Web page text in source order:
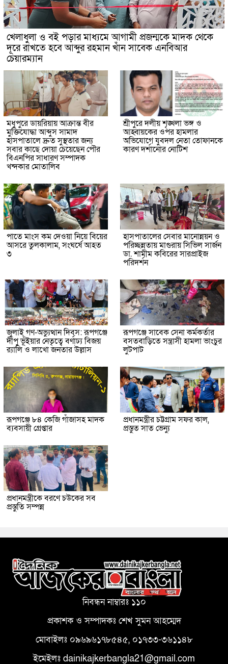
খেলাধুলা ও বই পড়ার মাধ্যমে আগামী প্রজন্মকে মাদক থেকে
দূরে রাখতে হবে আব্দুর রহমান খাঁন সাবেক এনবিআর
চেয়ারম্যান
মধুপুরে ডায়রিয়ায় আক্রান্ত বীর
মুক্তিযোদ্ধা আব্দুস সামাদ
হাসপাতালে দ্রুত সুস্থতার জন্য
সবার কাছে দোয়া চেয়েছেন পৌর
বিএনপির সাধারণ সম্পাদক
খন্দকার মোতালিব
শ্রীপুরে দলীয় শৃঙ্খলা ভঙ্গ ও
আহ্বায়কের ওপর হামলার
অভিযোগে যুবদল নেতা তোফানকে
কারণ দর্শানোর নোটিশ
পাতে মাংস কম দেওয়া নিয়ে বিয়ের
আসরে তুলকালাম, সংঘর্ষে আহত
৩
হাসপাতালের সেবার মানোন্নয়ন ও
পরিচ্ছন্নতায় মাগুরায় সিভিল সার্জন
ডা. শামীম কবিরের সারপ্রাইজ
পরিদর্শন
জুলাই গণ-অভ্যুত্থান দিবস: রূপগঞ্জে
দীপু ভূঁইয়ার নেতৃত্বে বর্ণাঢ্য বিজয়
র‌্যালি ও লাখো জনতার উল্লাস
রূপগঞ্জে সাবেক সেনা কর্মকর্তার
বসতবাড়িতে সন্ত্রাসী হামলা ভাংচুর
লুটপাট
রূপগঞ্জে ৮৪ কেজি গাঁজাসহ মাদক
ব্যবসায়ী গ্রেপ্তার
প্রধানমন্ত্রীর চট্টগ্রাম সফর কাল,
প্রস্তুত সাত ভেন্যু
প্রধানমন্ত্রীকে বরণে চউকের সব
প্রস্তুতি সম্পন্ন
নিবন্ধন নাম্বারঃ ১১০
প্রকাশক ও সম্পাদকঃ শেখ সুমন আহম্মেদ
মোবাইলঃ ০৯৬৯৬১৭৮৫৪৫, ০১৭৩৩-৩৬১১৪৮
ইমেইলঃ dainikajkerbangla21@gmail.com